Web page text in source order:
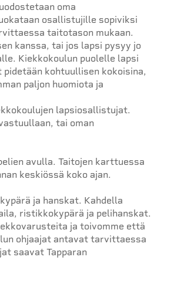
oma
osallistujille sopiviksi
taitotason mukaan.
kanssa, tai jos lapsi pysyy jo
Kiekkokoulun puolelle lapsi
kohtuullisen kokoisina,
paljon huomiota ja
lapsiosallistujat.
tai oman
avulla. Taitojen karttuessa
keskiössä koko ajan.
ja hanskat. Kahdella
ristikkokypärä ja pelihanskat.
ja toivomme että
ohjaajat antavat tarvittaessa
saavat Tapparan